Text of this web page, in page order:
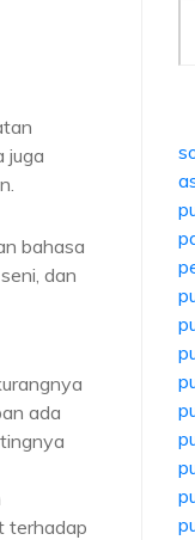
juga
bahasa
dan
ada
terhadap